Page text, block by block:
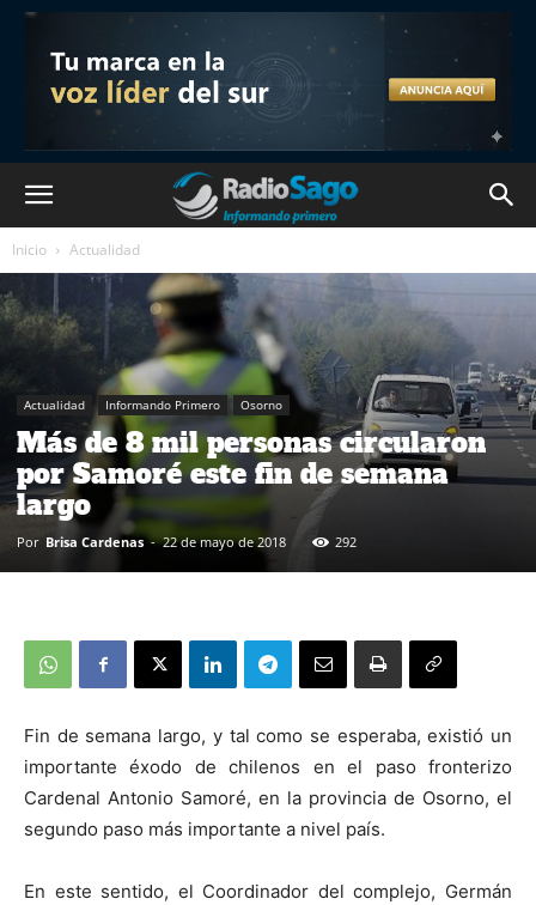
Inicio Actualidad
Actualidad Informando Primero Osorno
Más de 8 mil personas circularon
por Samoré este fin de semana
largo
Por Brisa Cardenas - 22 de mayo de 2018 292
Fin de semana largo, y tal como se esperaba, existió un
importante éxodo de chilenos en el paso fronterizo
Cardenal Antonio Samoré, en la provincia de Osorno, el
segundo paso más importante a nivel país.
En este sentido, el Coordinador del complejo, Germán